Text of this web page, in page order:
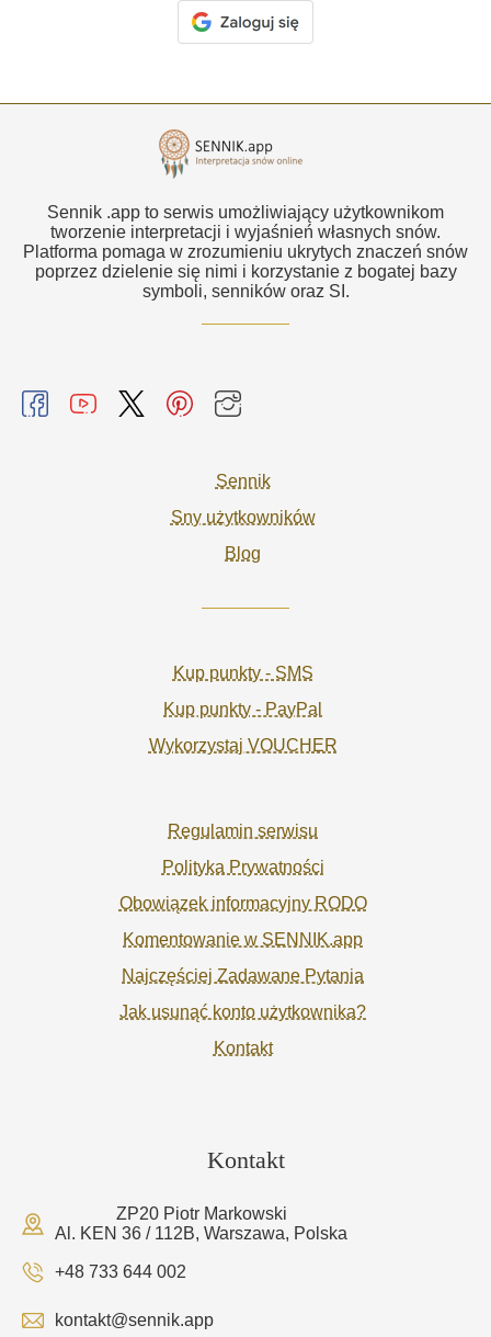
Sennik .app to serwis umożliwiający użytkownikom
tworzenie interpretacji i wyjaśnień własnych snów.
Platforma pomaga w zrozumieniu ukrytych znaczeń snów
poprzez dzielenie się nimi i korzystanie z bogatej bazy
symboli, senników oraz SI.
Sennik
Sny użytkowników
Blog
Kup punkty - SMS
Kup punkty - PayPal
Wykorzystaj VOUCHER
Regulamin serwisu
Polityka Prywatności
Obowiązek informacyjny RODO
Komentowanie w SENNIK.app
Najczęściej Zadawane Pytania
Jak usunąć konto użytkownika?
Kontakt
Kontakt
ZP20 Piotr Markowski
Al. KEN 36 / 112B, Warszawa, Polska
+48 733 644 002
kontakt@sennik.app